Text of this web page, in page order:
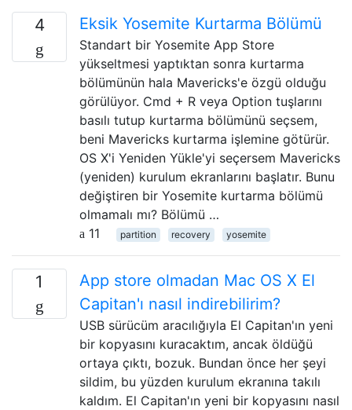
4 Eksik Yosemite Kurtarma Bölümü
Standart bir Yosemite App Store
yükseltmesi yaptıktan sonra kurtarma
bölümünün hala Mavericks'e özgü olduğu
görülüyor. Cmd + R veya Option tuşlarını
basılı tutup kurtarma bölümünü seçsem,
beni Mavericks kurtarma işlemine götürür.
OS X'i Yeniden Yükle'yi seçersem Mavericks
(yeniden) kurulum ekranlarını başlatır. Bunu
değiştiren bir Yosemite kurtarma bölümü
olmamalı mı? Bölümü …
11
partition recovery yosemite
1
App store olmadan Mac OS X El
Capitan'ı nasıl indirebilirim?
USB sürücüm aracılığıyla El Capitan'ın yeni
bir kopyasını kuracaktım, ancak öldüğü
ortaya çıktı, bozuk. Bundan önce her şeyi
sildim, bu yüzden kurulum ekranına takılı
kaldım. El Capitan'ın yeni bir kopyasını nasıl